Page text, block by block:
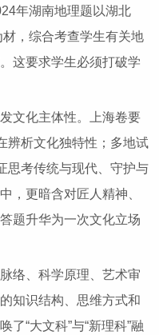
年湖南地理题以湖北
材，综合考查学生有关地
这要求学生必须打破学
文化主体性。上海卷要
辨析文化独特性；多地试
思考传统与现代、守护与
，更暗含对匠人精神、
题升华为一次文化立场
络、科学原理、艺术审
知识结构、思维方式和
了“大文科”与“新理科”融